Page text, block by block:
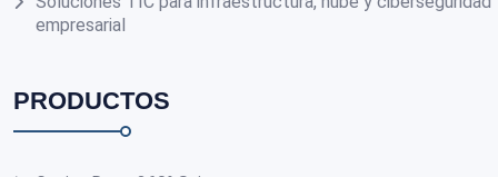
empresarial
PRODUCTOS